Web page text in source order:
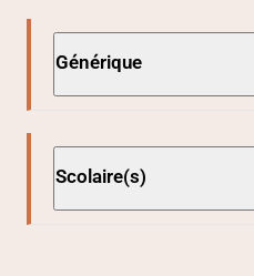
Générique
Scolaire(s)